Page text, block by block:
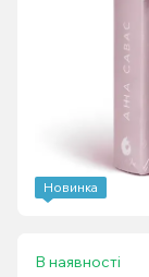
Новинка
В наявності